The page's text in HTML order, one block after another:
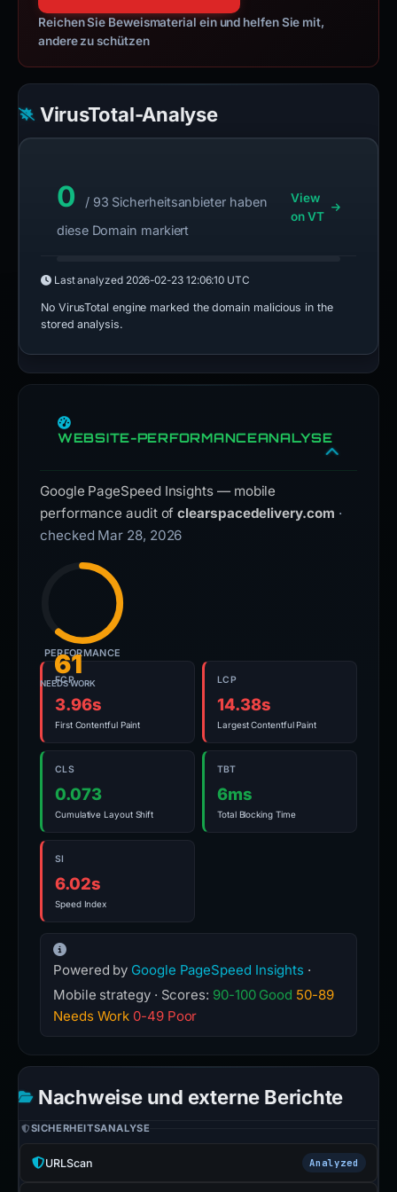
Reichen Sie Beweismaterial ein und helfen Sie mit,
andere zu schützen
VirusTotal-Analyse
0
/ 93 Sicherheitsanbieter haben
diese Domain markiert
View
on VT
Last analyzed 2026-02-23 12:06:10 UTC
No VirusTotal engine marked the domain malicious in the
stored analysis.
WEBSITE-PERFORMANCEANALYSE
Google PageSpeed Insights — mobile
performance audit ofclearspacedelivery.com ·
checked Mar 28, 2026
61
NEEDS WORK
PERFORMANCE
FCP
3.96s
First Contentful Paint
LCP
14.38s
Largest Contentful Paint
CLS
0.073
Cumulative Layout Shift
TBT
6ms
Total Blocking Time
SI
6.02s
Speed Index
Powered by Google PageSpeed Insights ·
Mobile strategy · Scores: 90-100 Good 50-89
Needs Work 0-49 Poor
Nachweise und externe Berichte
SICHERHEITSANALYSE
URLScan Analyzed